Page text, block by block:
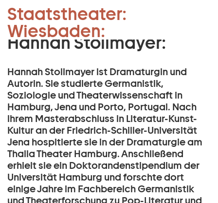
Zum Hauptinhalt springen
Zum Footer springen
Staatstheater:
Wiesbaden:
Leitende Dramaturgin
Schauspiel:
Hannah Stollmayer:
Hannah Stollmayer ist Dramaturgin und
Autorin. Sie studierte Germanistik,
Soziologie und Theaterwissenschaft in
Hamburg, Jena und Porto, Portugal. Nach
ihrem Masterabschluss in Literatur-Kunst-
Kultur an der Friedrich-Schiller-Universität
Jena hospitierte sie in der Dramaturgie am
Thalia Theater Hamburg. Anschließend
erhielt sie ein Doktorandenstipendium der
Universität Hamburg und forschte dort
einige Jahre im Fachbereich Germanistik
und Theaterforschung zu Pop-Literatur und